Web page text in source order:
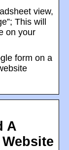
view,
This will
on your
form on a
A